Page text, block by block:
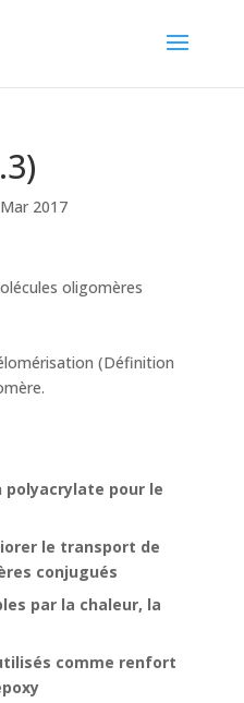
2017
oligomères
(Définition
polyacrylate pour le
le transport de
conjugués
par la chaleur, la
comme renfort